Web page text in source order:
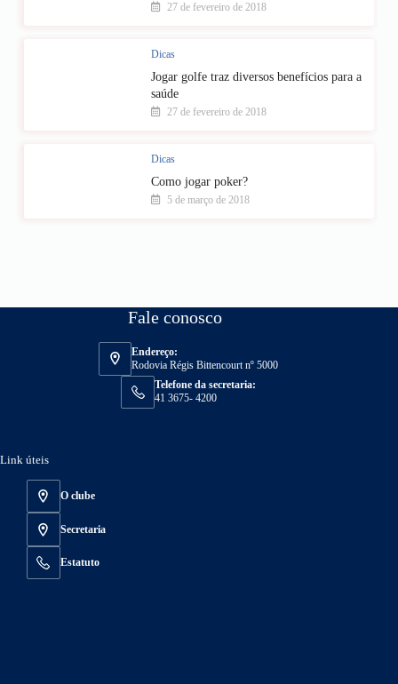
27 de fevereiro de 2018
Dicas
Jogar golfe traz diversos benefícios para a
saúde
27 de fevereiro de 2018
Dicas
Como jogar poker?
5 de março de 2018
Fale conosco
Endereço:
Rodovia Régis Bittencourt nº 5000
Telefone da secretaria:
41 3675- 4200
Link úteis
O clube
Secretaria
Estatuto